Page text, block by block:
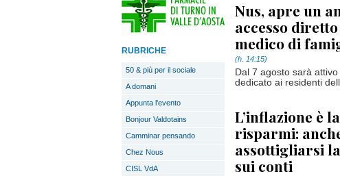
RUBRICHE
50 & più per il sociale
A domani
Appunta l'evento
Bonjour Valdotains
Camminar pensando
Chez Nous
CISL VdA
Nus, apre un
accesso
medico di
(h. 14:15)
Dal 7 agosto sarà
dedicato ai residenti
L’inflazione è
risparmi:
assottigliarsi
sui conti